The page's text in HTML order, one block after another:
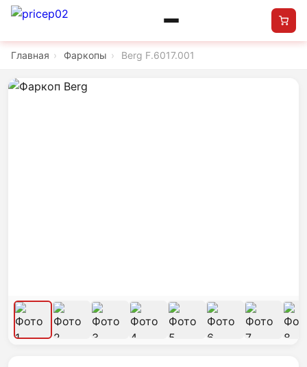
Главная › Фаркопы › Berg F.6017.001